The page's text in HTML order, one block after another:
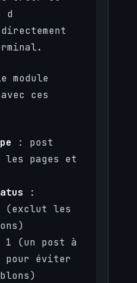
d
module
ces
: post
les pages et
:
(exclut les
1 (un post à
éviter